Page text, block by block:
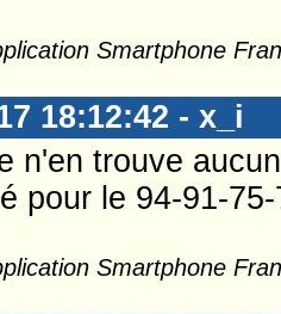
Smartphone
18:12:42 - x_i
n'en trouve
pour le 94-91-
Smartphone